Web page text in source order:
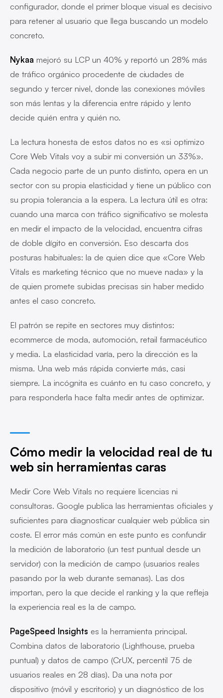
configurador, donde el primer bloque visual es decisivo
para retener al usuario que llega buscando un modelo
concreto.
Nykaa mejoró su LCP un 40% y reportó un 28% más
de tráfico orgánico procedente de ciudades de
segundo y tercer nivel, donde las conexiones móviles
son más lentas y la diferencia entre rápido y lento
decide quién entra y quién no.
La lectura honesta de estos datos no es «si optimizo
Core Web Vitals voy a subir mi conversión un 33%».
Cada negocio parte de un punto distinto, opera en un
sector con su propia elasticidad y tiene un público con
su propia tolerancia a la espera. La lectura útil es otra:
cuando una marca con tráfico significativo se molesta
en medir el impacto de la velocidad, encuentra cifras
de doble dígito en conversión. Eso descarta dos
posturas habituales: la de quien dice que «Core Web
Vitals es marketing técnico que no mueve nada» y la
de quien promete subidas precisas sin haber medido
antes el caso concreto.
El patrón se repite en sectores muy distintos:
ecommerce de moda, automoción, retail farmacéutico
y media. La elasticidad varía, pero la dirección es la
misma. Una web más rápida convierte más, casi
siempre. La incógnita es cuánto en tu caso concreto, y
para responderla hace falta medir antes de optimizar.
Cómo medir la velocidad real de tu
web sin herramientas caras
Medir Core Web Vitals no requiere licencias ni
consultoras. Google publica las herramientas oficiales y
suficientes para diagnosticar cualquier web pública sin
coste. El error más común en este punto es confundir
la medición de laboratorio (un test puntual desde un
servidor) con la medición de campo (usuarios reales
pasando por la web durante semanas). Las dos
importan, pero la que decide el ranking y la que refleja
la experiencia real es la de campo.
PageSpeed Insights es la herramienta principal.
Combina datos de laboratorio (Lighthouse, prueba
puntual) y datos de campo (CrUX, percentil 75 de
usuarios reales en 28 días). Da una nota por
dispositivo (móvil y escritorio) y un diagnóstico de los